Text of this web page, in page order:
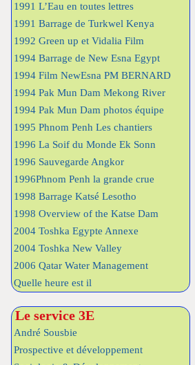
1991 L’Eau en toutes lettres
1991 Barrage de Turkwel Kenya
1992 Green up et Vidalia Film
1994 Barrage de New Esna Egypt
1994 Film NewEsna PM BERNARD
1994 Pak Mun Dam Mekong River
1994 Pak Mun Dam photos équipe
1995 Phnom Penh Les chantiers
1996 La Soif du Monde Ek Sonn
1996 Sauvegarde Angkor
1996Phnom Penh la grande crue
1998 Barrage Katsé Lesotho
1998 Overview of the Katse Dam
2004 Toshka Egypte Annexe
2004 Toshka New Valley
2006 Qatar Water Management
Quelle heure est il
Le service 3E
André Sousbie
Prospective et développement